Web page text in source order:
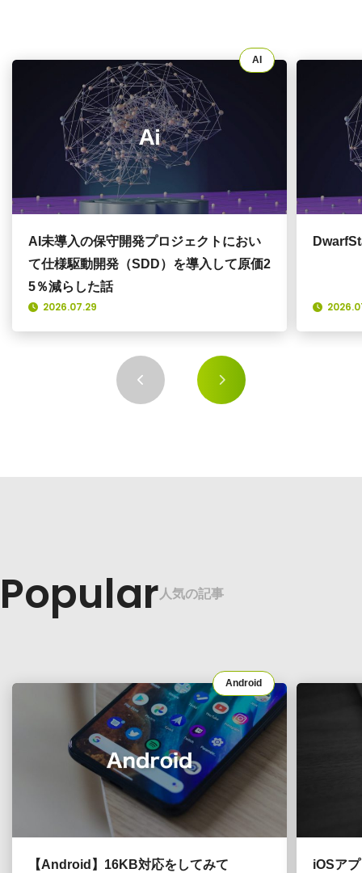
AI
AI未導入の保守開発プロジェクトにおい
て仕様駆動開発（SDD）を導入して原価2
5％減らした話
2026.07.29
Popular 人気の記事
Android
【Android】16KB対応をしてみて
iOSア